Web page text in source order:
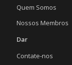
Quem Somos
Nossos Membros
Dar
Contate-nos